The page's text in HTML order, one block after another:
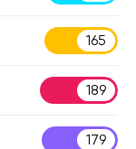
165
189
179